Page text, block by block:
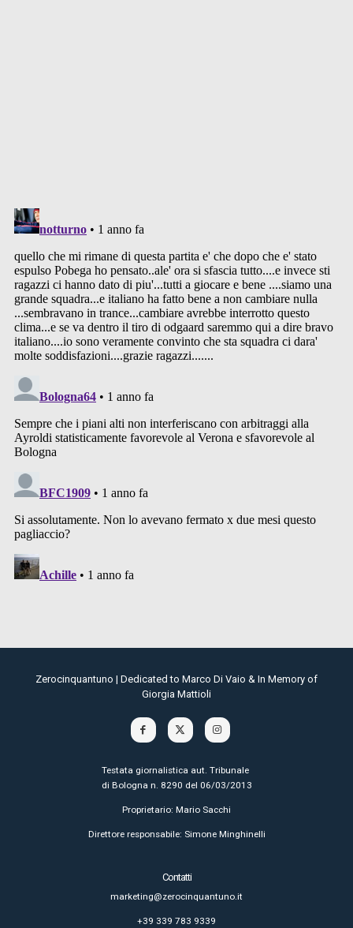
Zerocinquantuno | Dedicated to Marco Di Vaio & In Memory of
Giorgia Mattioli
Testata giornalistica aut. Tribunale
di Bologna n. 8290 del 06/03/2013
Proprietario: Mario Sacchi
Direttore responsabile: Simone Minghinelli
Contatti
marketing@zerocinquantuno.it
+39 339 783 9339